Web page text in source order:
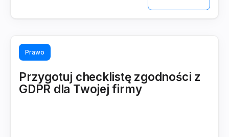
Prawo
Przygotuj checklistę zgodności z
GDPR dla Twojej firmy